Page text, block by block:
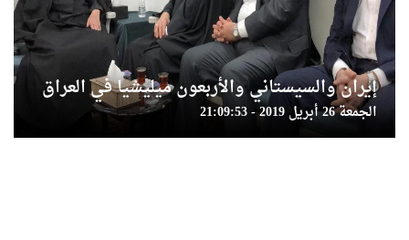
إيران والسيستاني والأربعون ميليشيا في العراق
الجمعة 26 أبريل 2019 - 21:09:53